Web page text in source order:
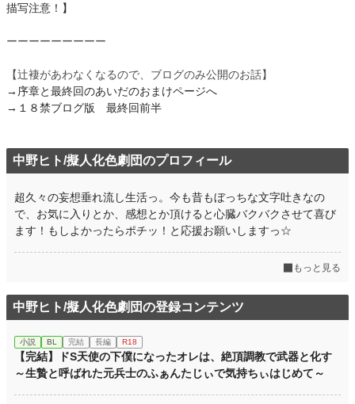
描写注意！】
ーーーーーーーーー
【辻褄があわなくなるので、ブログのみ公開のお話】
→序章と最終回のあいだのおまけページへ
→１８禁ブログ版 最終回前半
中野ヒト/擬人化色劇団のプロフィール
超久々の妄想垂れ流し生活っ。今も昔もぼっちな文字吐きなの
で、お気に入りとか、感想とか頂けると心臓バクバクさせて喜び
ます！もしよかったらポチッ！と応援お願いしますっ☆
もっと見る
中野ヒト/擬人化色劇団の登録コンテンツ
小説 BL 完結 長編 R18
【完結】ドS天使の下僕になったオレは、絶頂調教で武器と化す
～生贄と呼ばれた元兵士のふぁんたじぃで気持ちぃはじめて～